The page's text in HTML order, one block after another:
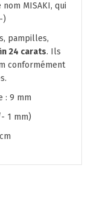
MISAKI, qui
)
pampilles,
24 carats. Ils
conformément
: 9 mm
1 mm)